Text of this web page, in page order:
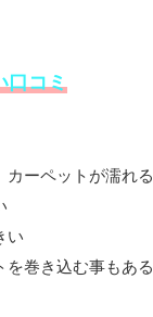
口コミ
カーペットが濡れる
い
を巻き込む事もある